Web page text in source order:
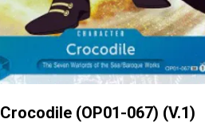
Crocodile (OP01-067) (V.1)